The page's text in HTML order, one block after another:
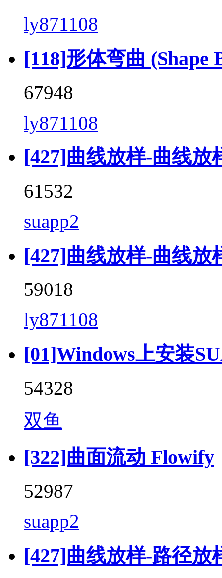
ly871108
[118]形体弯曲 (Shape
67948
ly871108
[427]曲线放样-曲线放
61532
suapp2
[427]曲线放样-曲线放
59018
ly871108
[01]Windows上安装
54328
双鱼
[322]曲面流动 Flowify
52987
suapp2
[427]曲线放样-路径放